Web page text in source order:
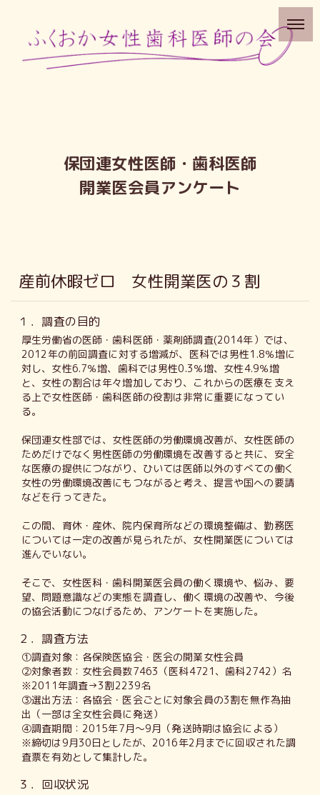
保団連女性医師・歯科医師
開業医会員アンケート
産前休暇ゼロ 女性開業医の３割
１．調査の目的
厚生労働省の医師・歯科医師・薬剤師調査(2014年）では、
2012年の前回調査に対する増減が、医科では男性1.8％増に
対し、女性6.7％増、歯科では男性0.3％増、女性4.9％増
と、女性の割合は年々増加しており、これからの医療を支え
る上で女性医師・歯科医師の役割は非常に重要になってい
る。
保団連女性部では、女性医師の労働環境改善が、女性医師の
ためだけでなく男性医師の労働環境を改善すると共に、安全
な医療の提供につながり、ひいては医師以外のすべての働く
女性の労働環境改善にもつながると考え、提言や国への要請
などを行ってきた。
この間、育休・産休、院内保育所などの環境整備は、勤務医
については一定の改善が見られたが、女性開業医については
進んでいない。
そこで、女性医科・歯科開業医会員の働く環境や、悩み、要
望、問題意識などの実態を調査し、働く環境の改善や、今後
の協会活動につなげるため、アンケートを実施した。
２．調査方法
①調査対象：各保険医協会・医会の開業女性会員
②対象者数：女性会員数7463（医科4721、歯科2742）名
※2011年調査→3割2239名
③選出方法：各協会・医会ごとに対象会員の3割を無作為抽
出（一部は全女性会員に発送）
④調査期間：2015年7月～9月（発送時期は協会による）
※締切は9月30日としたが、2016年2月までに回収された調
査票を有効として集計した。
３．回収状況